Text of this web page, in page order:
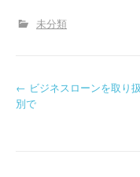
未分類
P
← ビジネスローンを取り
別で